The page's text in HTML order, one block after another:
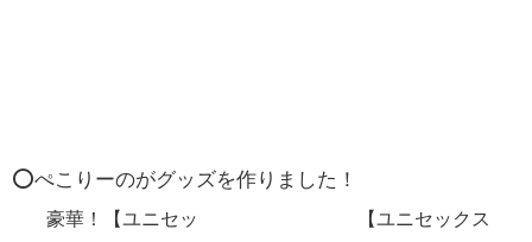
⭕️ぺこりーのがグッズを作りました！
豪華！【ユニセッ
【ユニセックス